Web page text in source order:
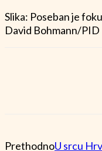
Slika: Poseban je
David Bohmann/PID
PrethodnoU srcu